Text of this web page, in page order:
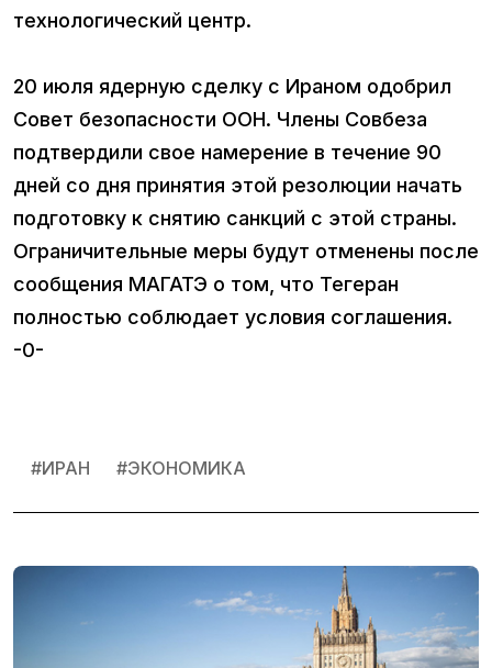
технологический центр.
20 июля ядерную сделку с Ираном одобрил
Совет безопасности ООН. Члены Совбеза
подтвердили свое намерение в течение 90
дней со дня принятия этой резолюции начать
подготовку к снятию санкций с этой страны.
Ограничительные меры будут отменены после
сообщения МАГАТЭ о том, что Тегеран
полностью соблюдает условия соглашения.
-0-
#ИРАН #ЭКОНОМИКА